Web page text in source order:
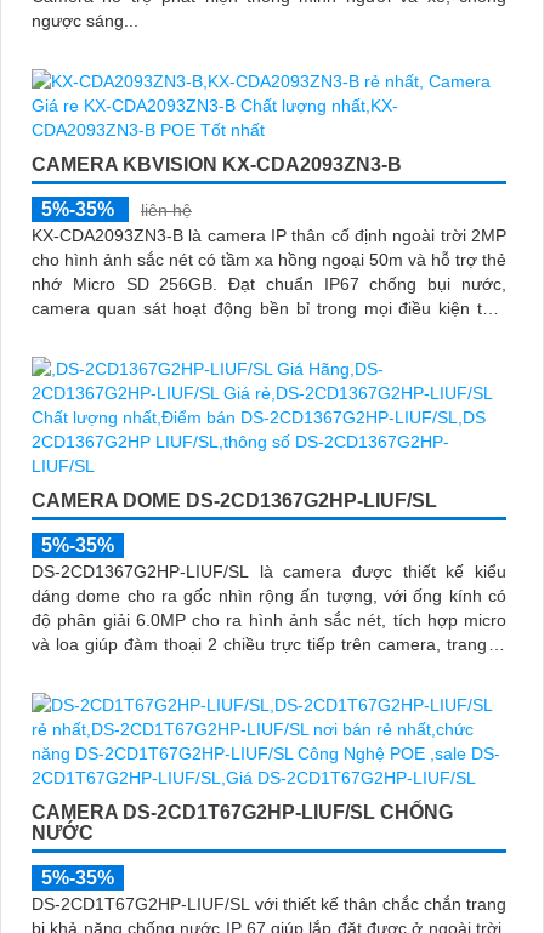
ngược sáng...
CAMERA KBVISION KX-CDA2093ZN3-B
5%-35%
liên hệ
KX-CDA2093ZN3-B là camera IP thân cố định ngoài trời 2MP
cho hình ảnh sắc nét có tầm xa hồng ngoại 50m và hỗ trợ thẻ
nhớ Micro SD 256GB. Đạt chuẩn IP67 chống bụi nước,
camera quan sát hoạt động bền bỉ trong mọi điều kiện thời
CAMERA DOME DS-2CD1367G2HP-LIUF/SL
5%-35%
DS-2CD1367G2HP-LIUF/SL là camera được thiết kế kiểu
dáng dome cho ra gốc nhìn rộng ấn tượng, với ống kính có
độ phân giải 6.0MP cho ra hình ảnh sắc nét, tích hợp micro
và loa giúp đàm thoại 2 chiều trực tiếp trên camera, trang bị
CAMERA DS-2CD1T67G2HP-LIUF/SL CHỐNG
NƯỚC
5%-35%
DS-2CD1T67G2HP-LIUF/SL với thiết kế thân chắc chắn trang
bị khả năng chống nước IP 67 giúp lắp đặt được ở ngoài trời,